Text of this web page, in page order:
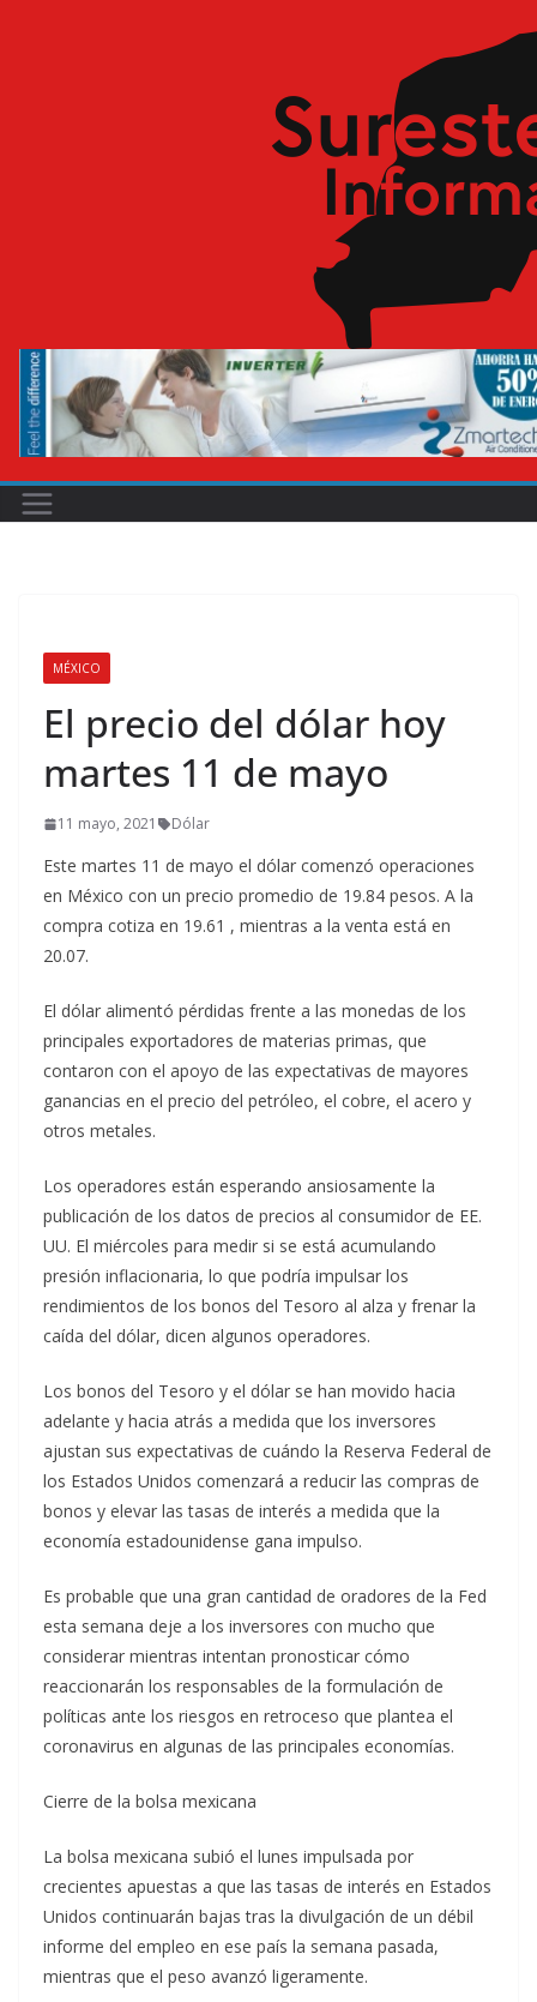
MÉXICO
El precio del dólar hoy
martes 11 de mayo
11 mayo, 2021 Dólar
Este martes 11 de mayo el dólar comenzó operaciones
en México con un precio promedio de 19.84 pesos. A la
compra cotiza en 19.61 , mientras a la venta está en
20.07.
El dólar alimentó pérdidas frente a las monedas de los
principales exportadores de materias primas, que
contaron con el apoyo de las expectativas de mayores
ganancias en el precio del petróleo, el cobre, el acero y
otros metales.
Los operadores están esperando ansiosamente la
publicación de los datos de precios al consumidor de EE.
UU. El miércoles para medir si se está acumulando
presión inflacionaria, lo que podría impulsar los
rendimientos de los bonos del Tesoro al alza y frenar la
caída del dólar, dicen algunos operadores.
Los bonos del Tesoro y el dólar se han movido hacia
adelante y hacia atrás a medida que los inversores
ajustan sus expectativas de cuándo la Reserva Federal de
los Estados Unidos comenzará a reducir las compras de
bonos y elevar las tasas de interés a medida que la
economía estadounidense gana impulso.
Es probable que una gran cantidad de oradores de la Fed
esta semana deje a los inversores con mucho que
considerar mientras intentan pronosticar cómo
reaccionarán los responsables de la formulación de
políticas ante los riesgos en retroceso que plantea el
coronavirus en algunas de las principales economías.
Cierre de la bolsa mexicana
La bolsa mexicana subió el lunes impulsada por
crecientes apuestas a que las tasas de interés en Estados
Unidos continuarán bajas tras la divulgación de un débil
informe del empleo en ese país la semana pasada,
mientras que el peso avanzó ligeramente.